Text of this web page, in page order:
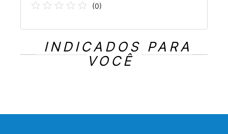
(0)
INDICADOS PARA
VOCÊ